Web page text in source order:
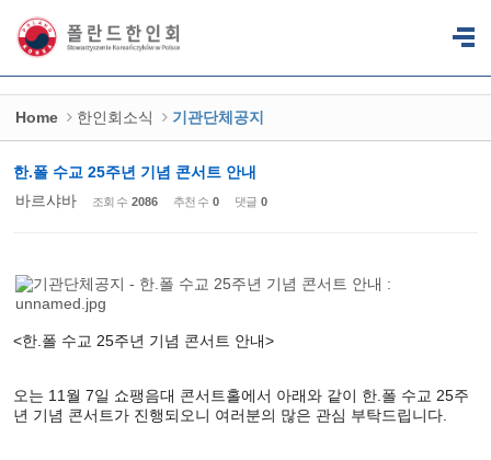
Home 한인회소식 기관단체공지
한.폴 수교 25주년 기념 콘서트 안내
바르샤바
조회 수 2086 추천 수 0 댓글 0
<한.폴 수교 25주년 기념 콘서트 안내>
오는 11월 7일 쇼팽음대 콘서트홀에서 아래와 같이 한.폴 수교 25주
년 기념 콘서트가 진행되오니 여러분의 많은 관심 부탁드립니다.